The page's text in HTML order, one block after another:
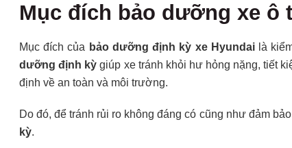
Mục đích bảo dưỡng xe ô
Mục đích của bảo dưỡng định kỳ xe Hyundailà
dưỡng định kỳgiúp xe tránh khỏi hư hỏng nặng, tiết
định về an toàn và môi trường.
Do đó, để tránh rủi ro không đáng có cũng như đảm
kỳ.